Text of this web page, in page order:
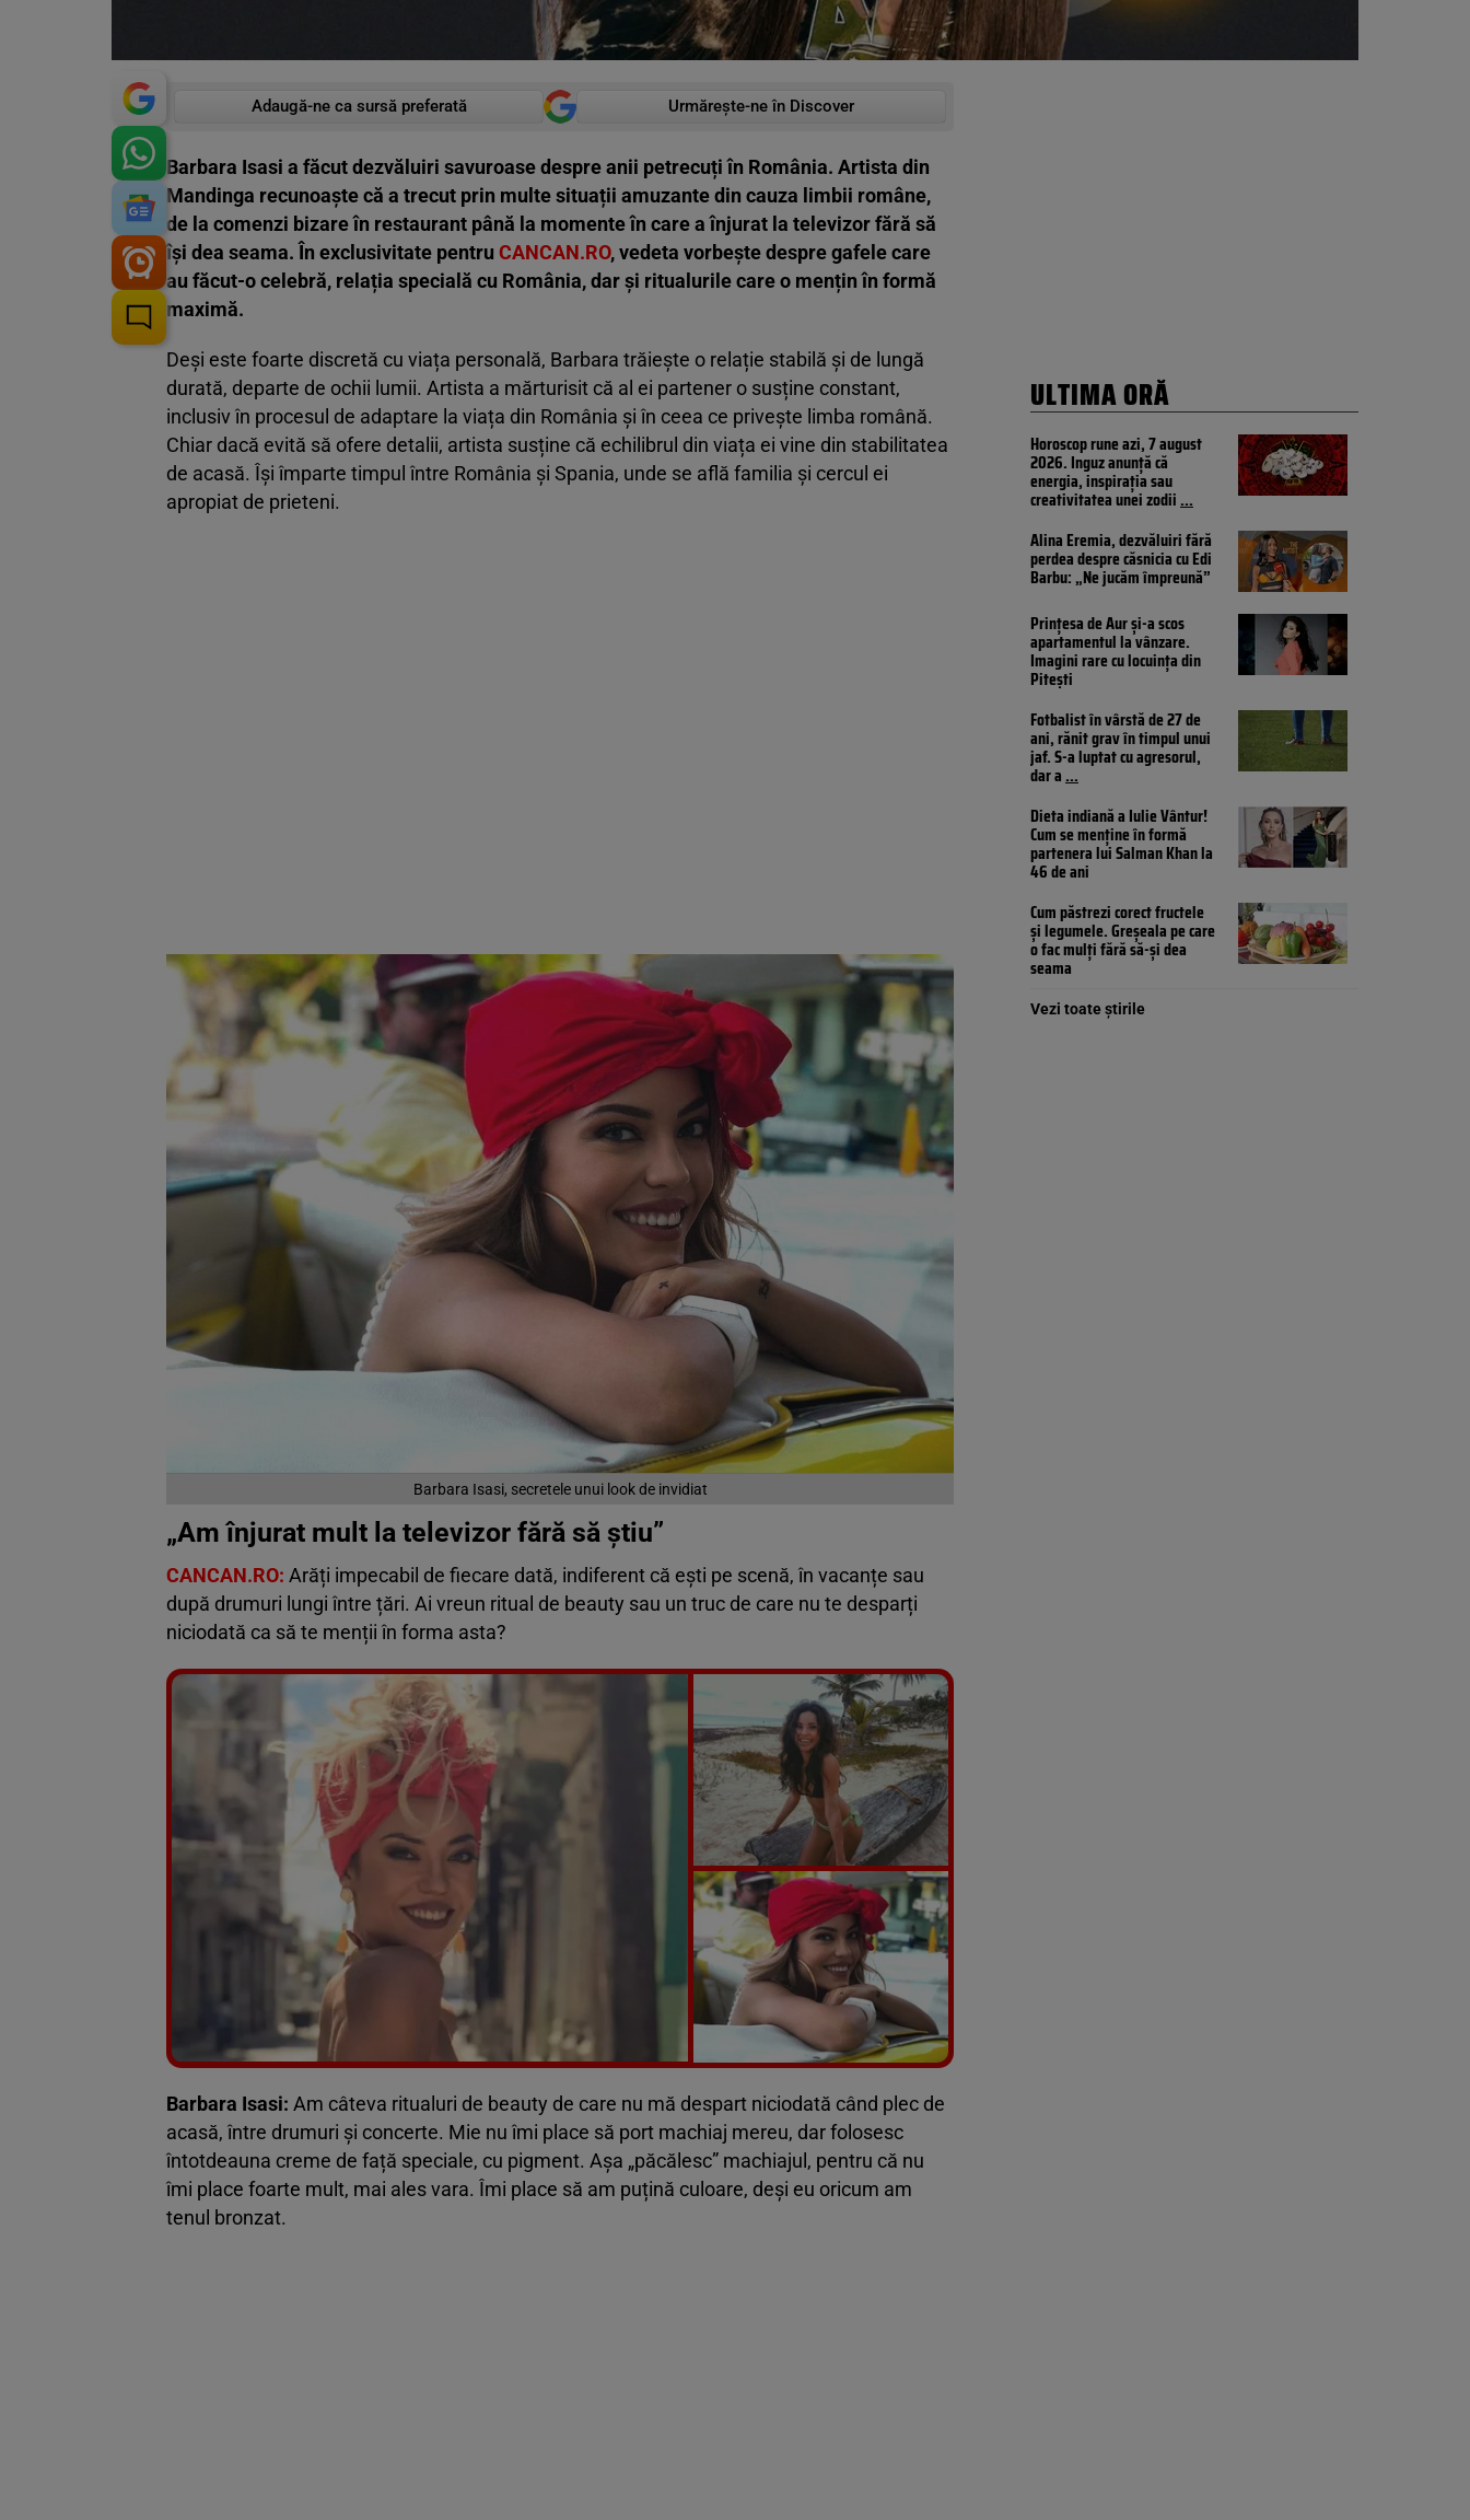
Adaugă-ne ca sursă preferată Urmărește-ne în Discover
Barbara Isasi a făcut dezvăluiri savuroase despre anii petrecuți în România. Artista din
Mandinga recunoaște că a trecut prin multe situații amuzante din cauza limbii române,
de la comenzi bizare în restaurant până la momente în care a înjurat la televizor fără să
își dea seama. În exclusivitate pentru CANCAN.RO, vedeta vorbește despre gafele care
au făcut-o celebră, relația specială cu România, dar și ritualurile care o mențin în formă
maximă.
Deși este foarte discretă cu viața personală, Barbara trăiește o relație stabilă și de lungă
durată, departe de ochii lumii. Artista a mărturisit că al ei partener o susține constant,
inclusiv în procesul de adaptare la viața din România și în ceea ce privește limba română.
Chiar dacă evită să ofere detalii, artista susține că echilibrul din viața ei vine din stabilitatea
de acasă. Își împarte timpul între România și Spania, unde se află familia și cercul ei
apropiat de prieteni.
Barbara Isasi, secretele unui look de invidiat
„Am înjurat mult la televizor fără să știu”
CANCAN.RO: Arăți impecabil de fiecare dată, indiferent că ești pe scenă, în vacanțe sau
după drumuri lungi între țări. Ai vreun ritual de beauty sau un truc de care nu te desparți
niciodată ca să te menții în forma asta?
Vezi galeria foto
5 poze
Barbara Isasi: Am câteva ritualuri de beauty de care nu mă despart niciodată când plec de
acasă, între drumuri și concerte. Mie nu îmi place să port machiaj mereu, dar folosesc
întotdeauna creme de față speciale, cu pigment. Așa „păcălesc” machiajul, pentru că nu
îmi place foarte mult, mai ales vara. Îmi place să am puțină culoare, deși eu oricum am
tenul bronzat.
ULTIMA ORĂ
Horoscop rune azi, 7 august
2026. Inguz anunță că
energia, inspirația sau
creativitatea unei zodii...
Alina Eremia, dezvăluiri fără
perdea despre căsnicia cu Edi
Barbu: „Ne jucăm împreună”
Prințesa de Aur și-a scos
apartamentul la vânzare.
Imagini rare cu locuința din
Pitești
Fotbalist în vârstă de 27 de
ani, rănit grav în timpul unui
jaf. S-a luptat cu agresorul,
dar a...
Dieta indiană a Iulie Vântur!
Cum se menține în formă
partenera lui Salman Khan la
46 de ani
Cum păstrezi corect fructele
și legumele. Greșeala pe care
o fac mulți fără să-și dea
seama
Vezi toate știrile